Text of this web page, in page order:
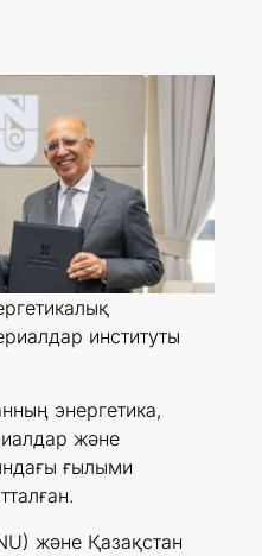
институты
энергетика,
және
ғылыми
және Қазақстан